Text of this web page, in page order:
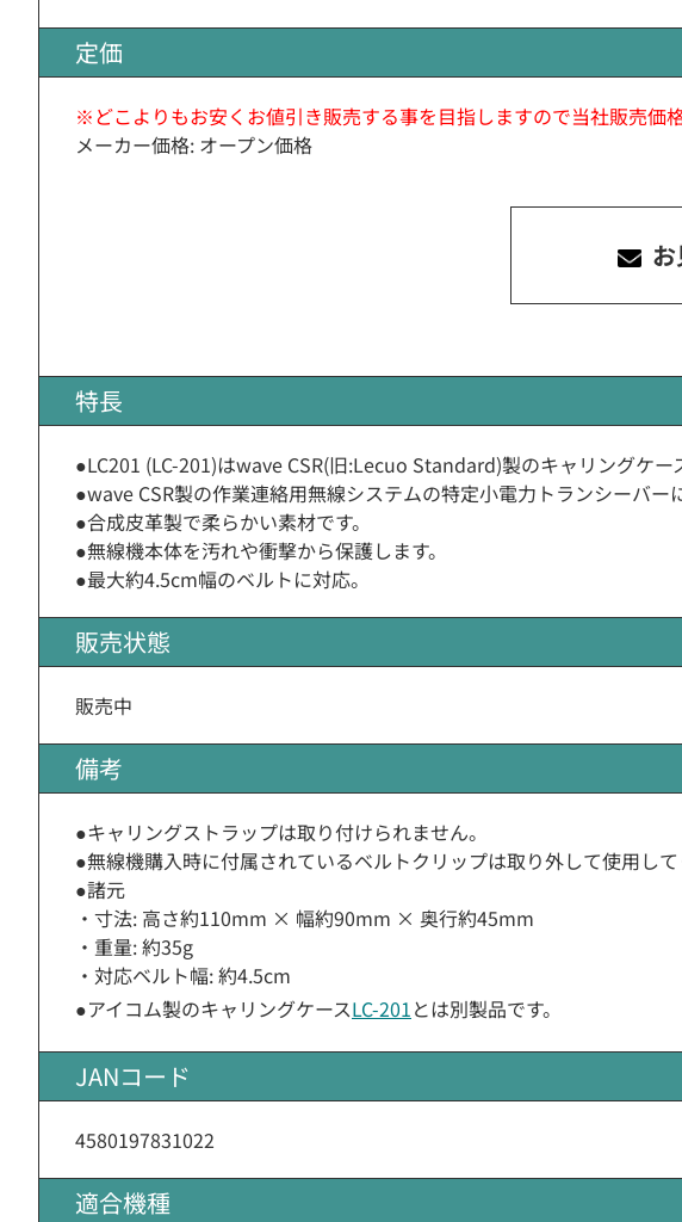
定価
※どこよりもお安くお値引き販売する事を目指しますので当社販売価
メーカー価格: オープン価格
特長
●LC201 (LC-201)はwave CSR(旧:Lecuo Standard)製のキャリングケー
●wave CSR製の作業連絡用無線システムの特定小電力トランシーバー
●合成皮革製で柔らかい素材です。
●無線機本体を汚れや衝撃から保護します。
●最大約4.5cm幅のベルトに対応。
販売状態
販売中
備考
●キャリングストラップは取り付けられません。
●無線機購入時に付属されているベルトクリップは取り外して使用して
●諸元
・寸法: 高さ約110mm × 幅約90mm × 奥行約45mm
・重量: 約35g
・対応ベルト幅: 約4.5cm
●アイコム製のキャリングケースLC-201とは別製品です。
JANコード
4580197831022
適合機種